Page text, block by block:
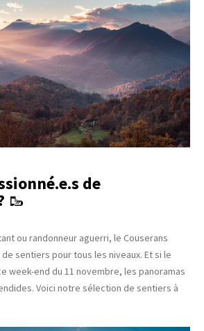
de
🥾
ou randonneur aguerri, le Couserans
sentiers pour tous les niveaux. Et si le
week-end du 11 novembre, les panoramas
Voici notre sélection de sentiers à